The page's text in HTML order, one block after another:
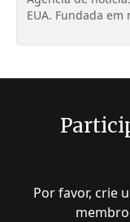
EUA. Fundada em
Por favor, crie